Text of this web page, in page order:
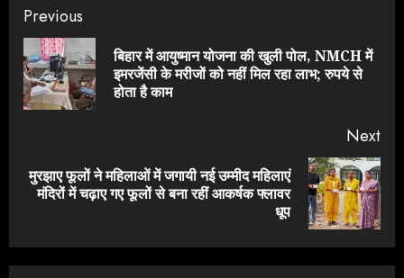
Continue
Reading
Previous
बिहार में आयुष्मान योजना की खुली पोल, NMCH में
इमरजेंसी के मरीजों को नहीं मिल रहा लाभ; रुपये से
होता है काम
Next
Next
मुरझाए फूलों ने महिलाओं में जगायी नई उम्मीद महिलाएं
मंदिरों में चढ़ाए गए फूलों से बना रहीं आकर्षक फ्लावर
धूप